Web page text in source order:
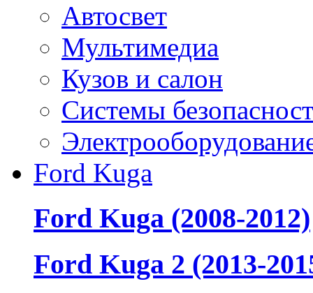
Автосвет
Мультимедиа
Кузов и салон
Системы
Ford Kuga
Ford Kuga (2008-2012)
Ford Kuga 2 (2013-